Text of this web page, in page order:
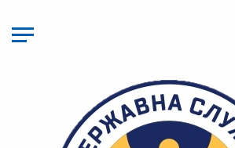
основного
матеріалу